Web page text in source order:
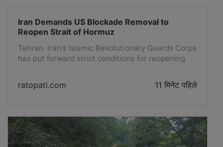
Iran Demands US Blockade Removal to
Reopen Strait of Hormuz
Tehran. Iran's Islamic Revolutionary Guards Corps
has put forward strict conditions for reopening
has demanded that the US lift its naval blockade
and provide compensation for war damages to
Bagher Zolghadr has made public 6 conditions for
the US, which are as follows:End threats against
Iran and its
ratopati.com 11 मिनेट पहिले